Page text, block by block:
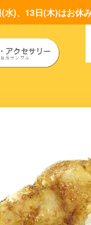
水)、13日(木)はお休